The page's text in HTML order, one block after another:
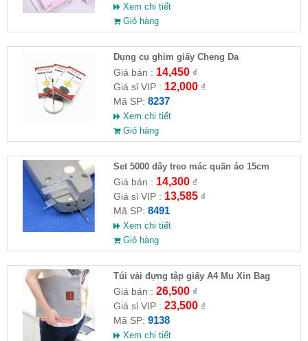
Xem chi tiết
Giỏ hàng
Dụng cụ ghim giấy Cheng Da
Giá bán : 14,450₫
Giá sỉ VIP : 12,000₫
Mã SP: 8237
Xem chi tiết
Giỏ hàng
Set 5000 dây treo mác quần áo 15cm
Giá bán : 14,300₫
Giá sỉ VIP : 13,585₫
Mã SP: 8491
Xem chi tiết
Giỏ hàng
Túi vải đựng tập giấy A4 Mu Xin Bag
Giá bán : 26,500₫
Giá sỉ VIP : 23,500₫
Mã SP: 9138
Xem chi tiết